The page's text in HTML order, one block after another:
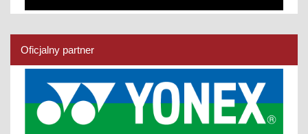
Oficjalny partner